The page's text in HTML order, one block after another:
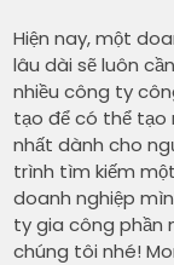
Hiện nay, một
lâu dài sẽ luôn
nhiều công ty
tạo để có thể tạo
nhất dành cho
trình tìm kiếm
doanh nghiệp
ty gia công phần
chúng tôi nhé!